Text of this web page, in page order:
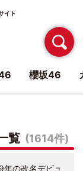
イト
覧 (1614件)
の改名デビュ
櫻坂46